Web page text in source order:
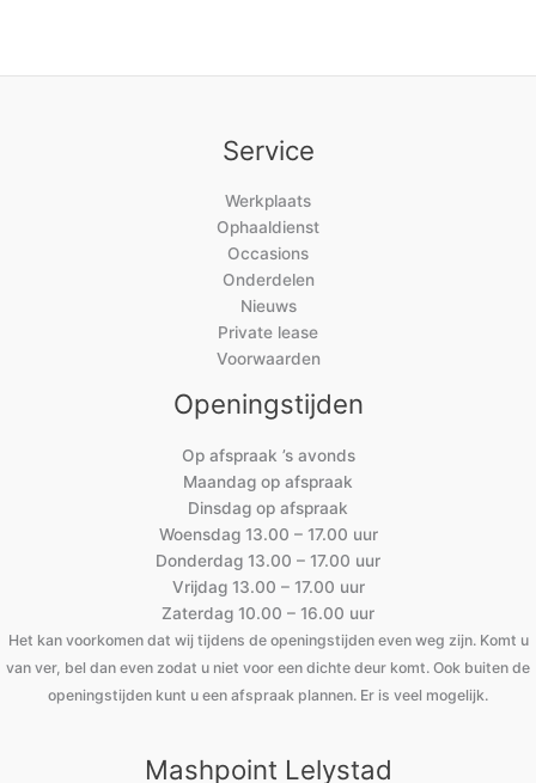
Service
Werkplaats
Ophaaldienst
Occasions
Onderdelen
Nieuws
Private lease
Voorwaarden
Openingstijden
Op afspraak ’s avonds
Maandag op afspraak
Dinsdag op afspraak
Woensdag 13.00 – 17.00 uur
Donderdag 13.00 – 17.00 uur
Vrijdag 13.00 – 17.00 uur
Zaterdag 10.00 – 16.00 uur
Het kan voorkomen dat wij tijdens de openingstijden even weg zijn. Komt u
van ver, bel dan even zodat u niet voor een dichte deur komt. Ook buiten de
openingstijden kunt u een afspraak plannen. Er is veel mogelijk.
Mashpoint Lelystad